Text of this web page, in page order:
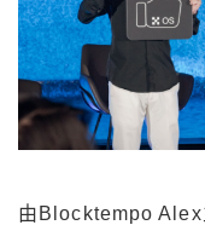
由Blocktempo Alex